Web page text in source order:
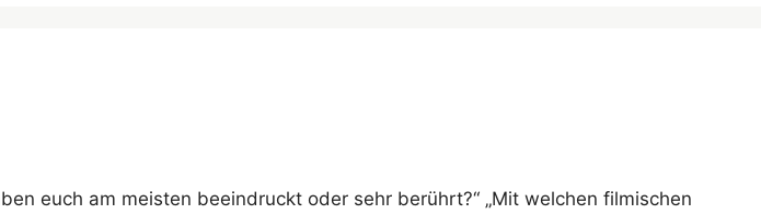
euch am meisten beeindruckt oder sehr berührt?“ „Mit welchen filmischen